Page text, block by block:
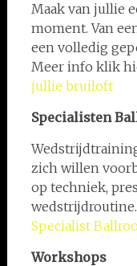
Maak van jullie
moment. Van
een volledig
Meer info klik
jullie bruiloft
Specialisten
zich willen
op techniek,
Specialist
Workshops